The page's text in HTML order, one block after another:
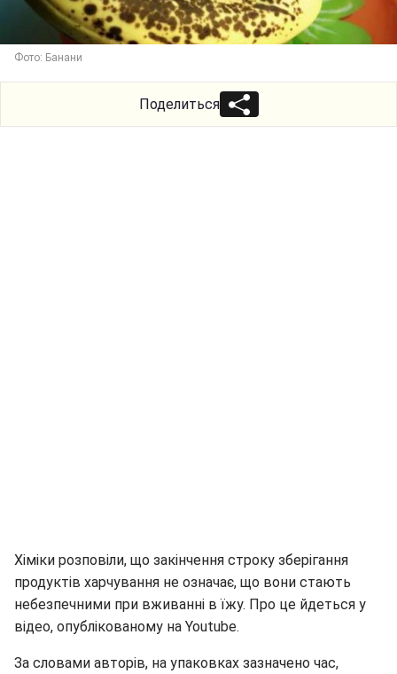
Фото: Банани
Поделиться
Хіміки розповіли, що закінчення строку зберігання
продуктів харчування не означає, що вони стають
небезпечними при вживанні в їжу. Про це йдеться у
відео, опублікованому на Youtube.
За словами авторів, на упаковках зазначено час,